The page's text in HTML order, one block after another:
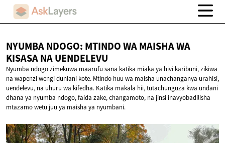
NYUMBA NDOGO: MTINDO WA MAISHA WA
KISASANA UENDELEVU
Nyumba ndogo zimekuwa maarufu sana katika miaka ya hivi karibuni, zikiwa
na wapenzi wengi duniani kote. Mtindo huu wa maisha unachanganya urahisi,
uendelevu, na uhuru wa kifedha. Katika makala hii, tutachunguza kwa undani
dhana ya nyumba ndogo, faida zake, changamoto, na jinsi inavyobadilisha
mtazamo wetu juu ya maisha ya nyumbani.